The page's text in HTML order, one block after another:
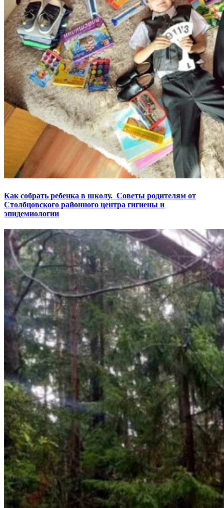
Как собрать ребенка в школу. Советы родителям от
Столбцовского районного центра гигиены и
эпидемиологии